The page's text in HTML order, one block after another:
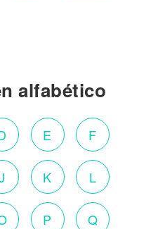
alfabético
E F
K L
P Q